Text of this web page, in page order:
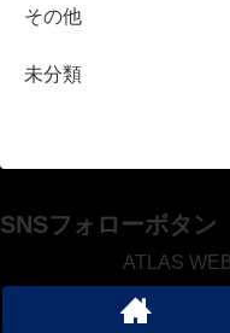
その他
未分類
SNSフォローボタン
ATLAS